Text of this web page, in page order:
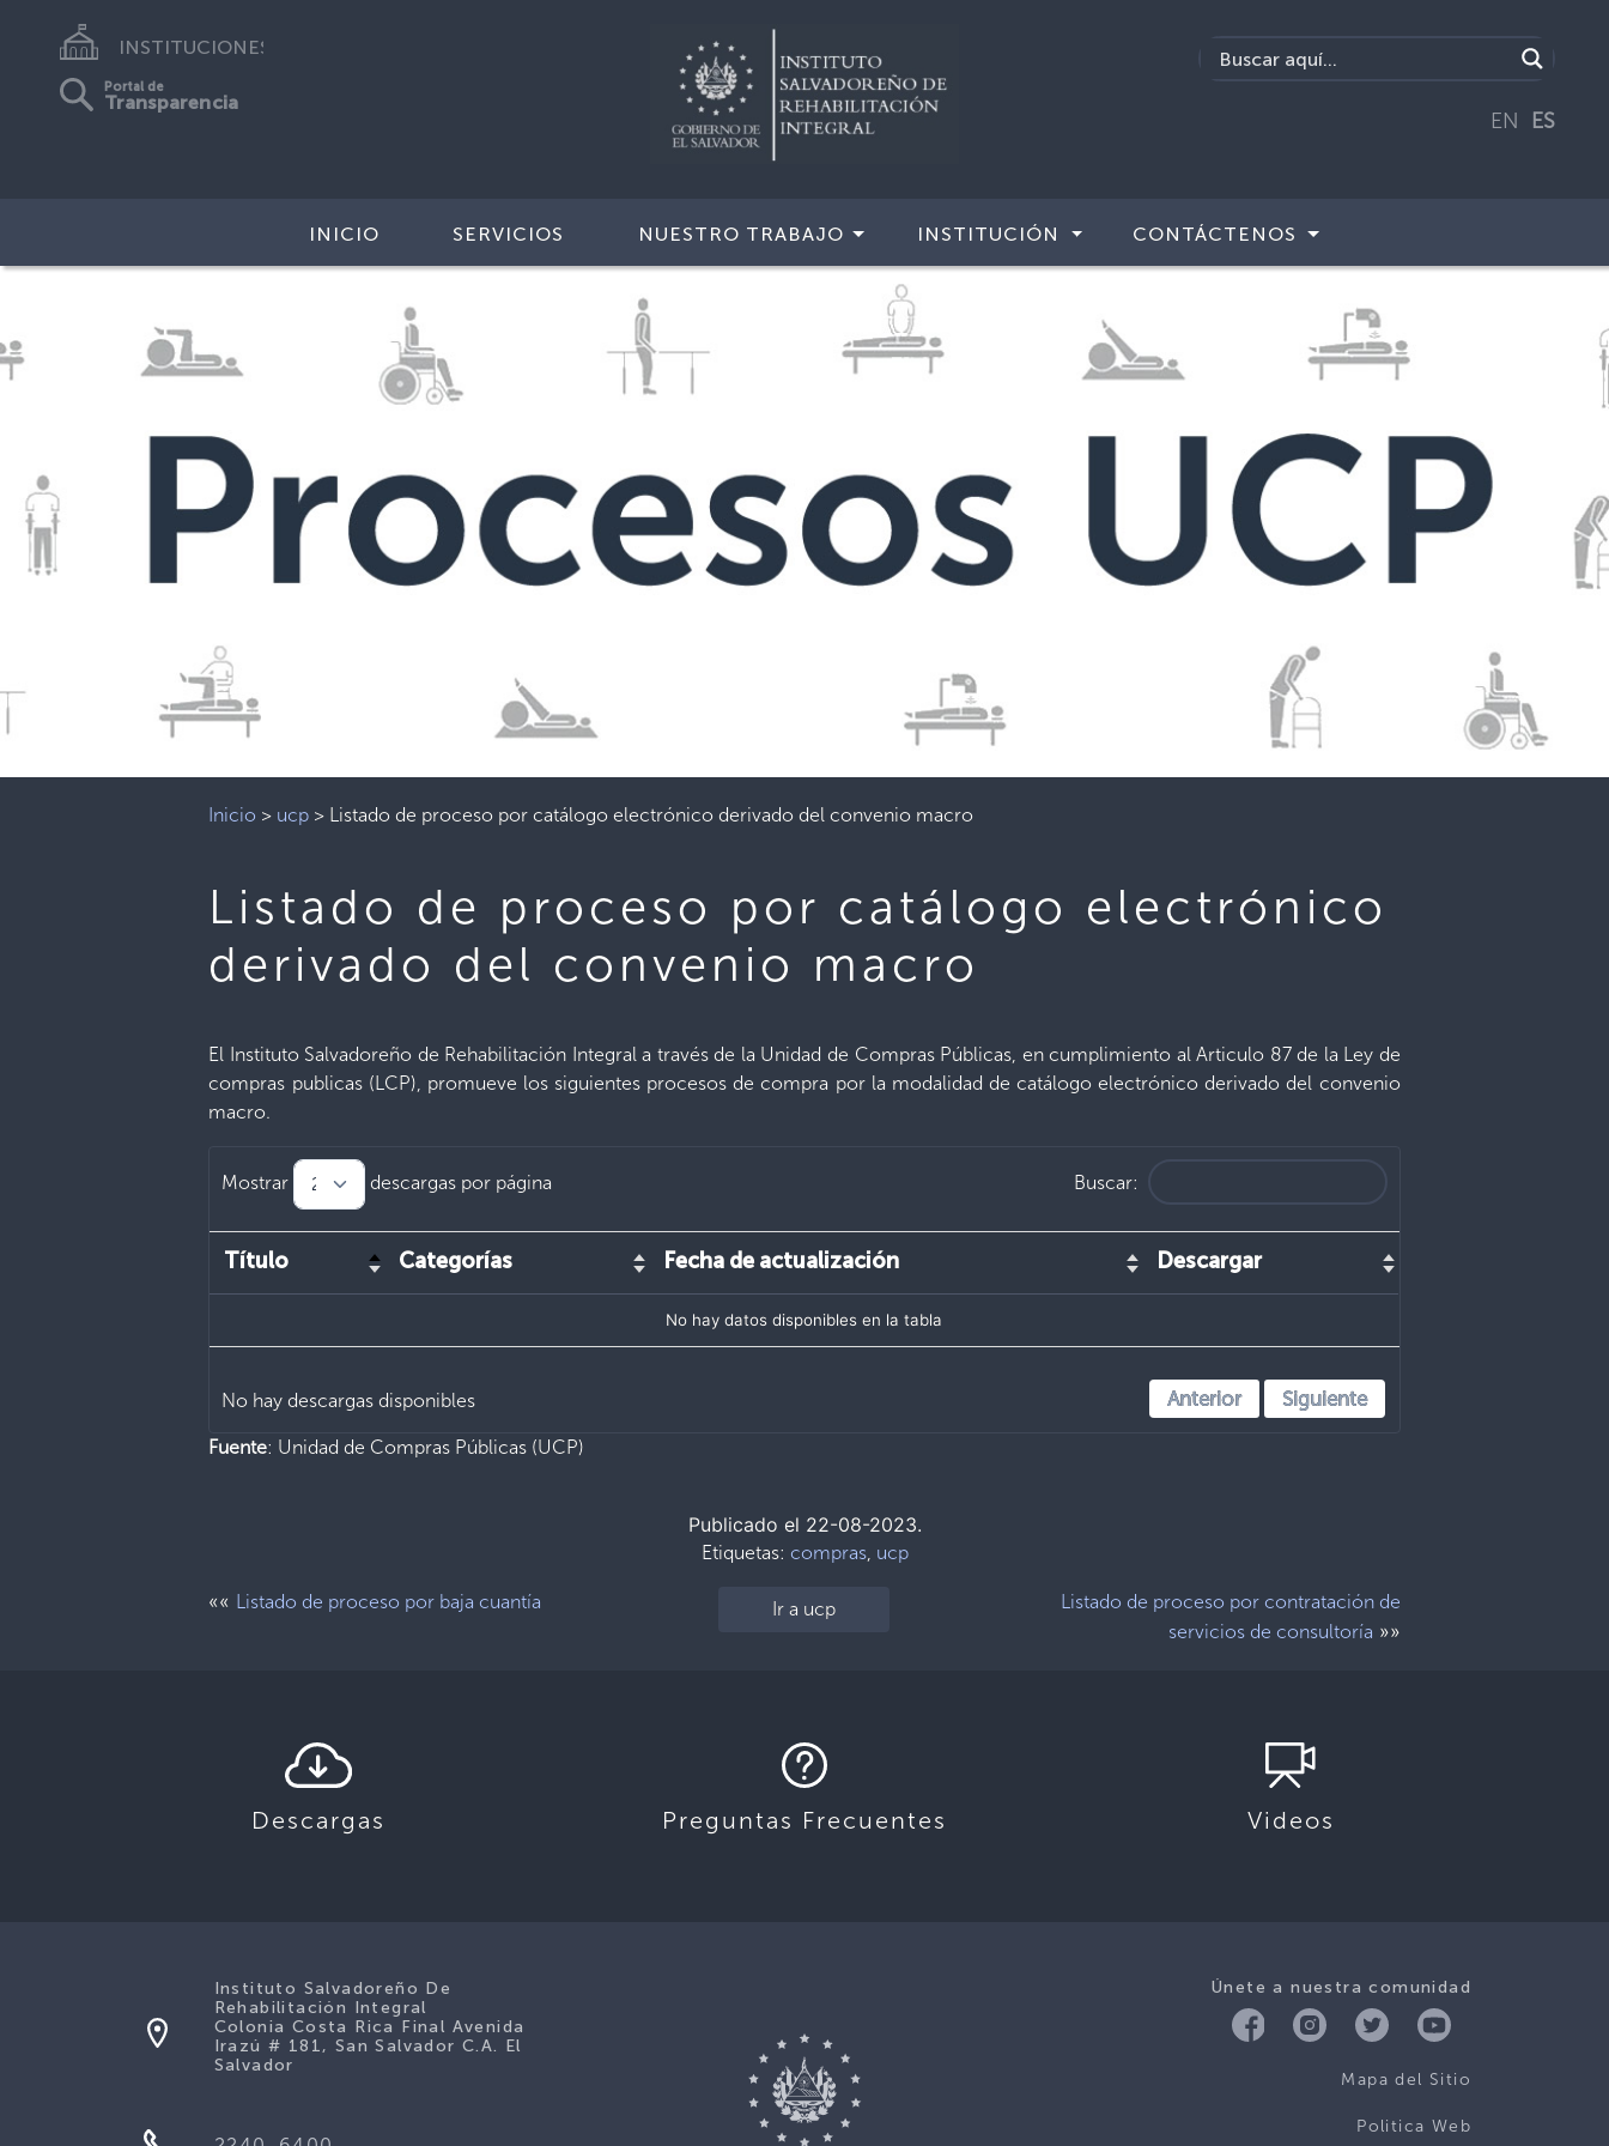
INSTITUCIONES
Portal de
Transparencia
EN ES
INICIO SERVICIOS NUESTRO TRABAJO INSTITUCIÓN CONTÁCTENOS
Inicio > ucp > Listado de proceso por catálogo electrónico derivado del convenio macro
Listado de proceso por catálogo electrónico
derivado del convenio macro
El Instituto Salvadoreño de Rehabilitación Integral a través de la Unidad de Compras Públicas, en cumplimiento al Articulo 87 de la Ley de
compras publicas (LCP), promueve los siguientes procesos de compra por la modalidad de catálogo electrónico derivado del convenio
macro.
Mostrar descargas por página Buscar:
Título Categorías Fecha de actualización Descargar
No hay datos disponibles en la tabla
No hay descargas disponibles Anterior Siguiente
Fuente: Unidad de Compras Públicas (UCP)
Publicado el 22-08-2023.
Etiquetas: compras, ucp
«« Listado de proceso por baja cuantía Ir a ucp
Listado de proceso por contratación de
servicios de consultoría »»
Descargas Preguntas Frecuentes Videos
Únete a nuestra comunidad
Mapa del Sitio
Politica Web
Instituto Salvadoreño De
Rehabilitación Integral
Colonia Costa Rica Final Avenida
Irazú # 181, San Salvador C.A. El
Salvador